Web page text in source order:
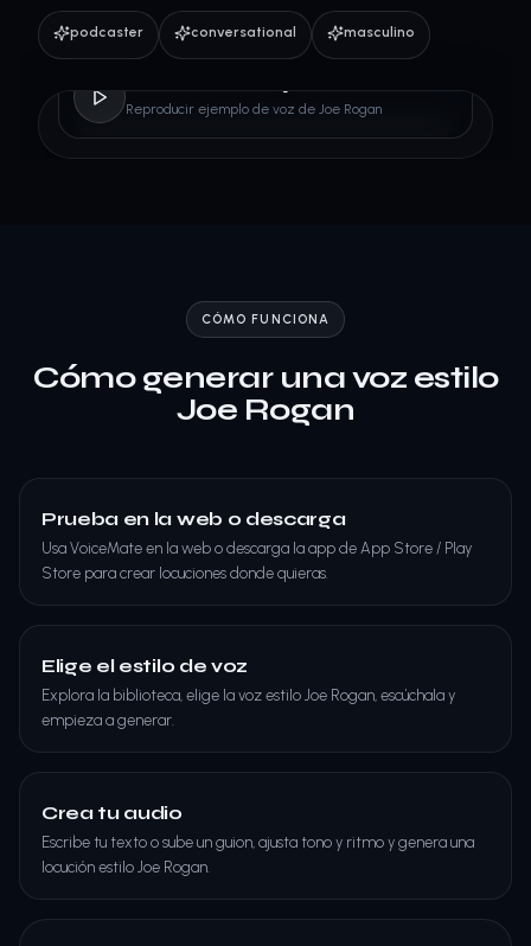
podcaster conversational masculino
Reproducir ejemplo de voz de Joe Rogan
CÓMO FUNCIONA
Cómo generar una voz estilo
Joe Rogan
Prueba en la web o descarga
Usa VoiceMate en la web o descarga la app de App Store / Play
Store para crear locuciones donde quieras.
Elige el estilo de voz
Explora la biblioteca, elige la voz estilo Joe Rogan, escúchala y
empieza a generar.
Crea tu audio
Escribe tu texto o sube un guion, ajusta tono y ritmo y genera una
locución estilo Joe Rogan.